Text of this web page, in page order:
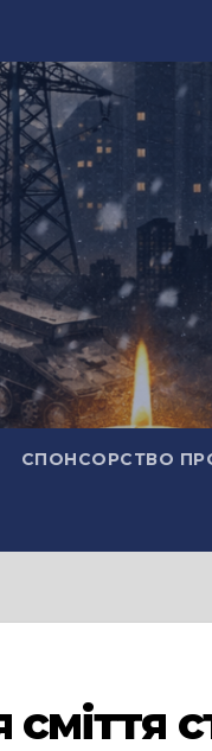
СПОНСОРСТВО